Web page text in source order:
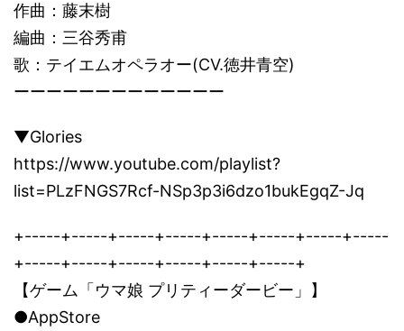
作曲：藤末樹
編曲：三谷秀甫
歌：テイエムオペラオー(CV.徳井青空)
ーーーーーーーーーーーーー
▼Glories
https://www.youtube.com/playlist?
list=PLzFNGS7Rcf-NSp3p3i6dzo1bukEgqZ-Jq
+-----+-----+-----+-----+-----+-----+-----+-----
+-----+-----+-----+-----+-----+-----+
【ゲーム「ウマ娘 プリティーダービー」】
●AppStore